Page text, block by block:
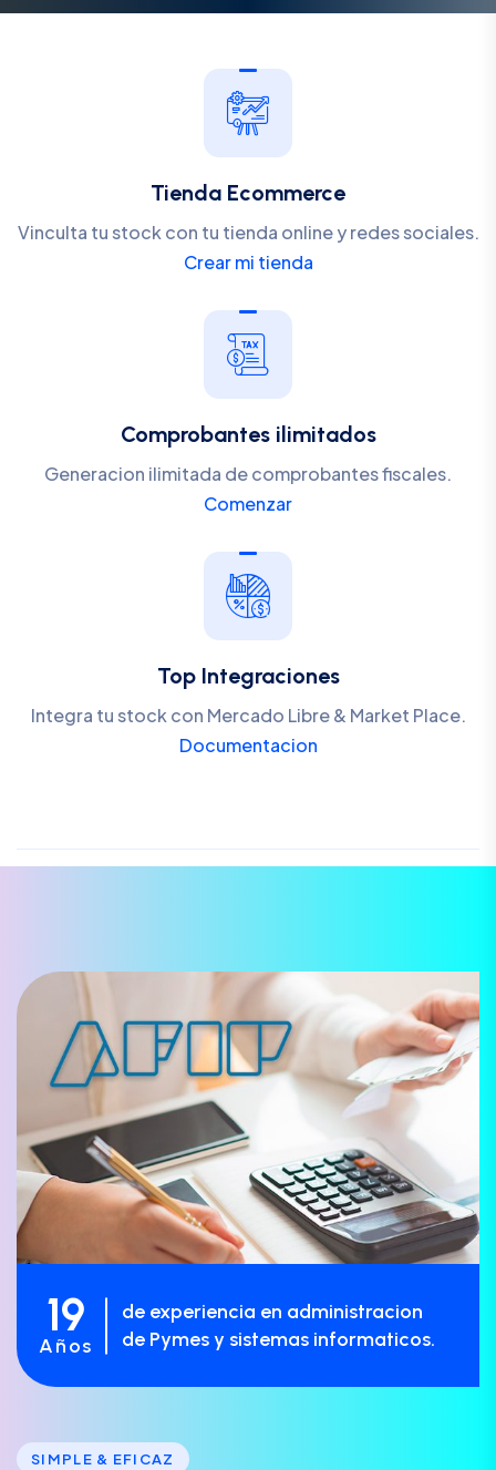
Tienda Ecommerce
Vinculta tu stock con tu tienda online y redes sociales.
Crear mi tienda
Comprobantes ilimitados
Generacion ilimitada de comprobantes fiscales.
Comenzar
Top Integraciones
Integra tu stock con Mercado Libre & Market Place.
Documentacion
19
Años
de experiencia en administracion
de Pymes y sistemas informaticos.
SIMPLE & EFICAZ